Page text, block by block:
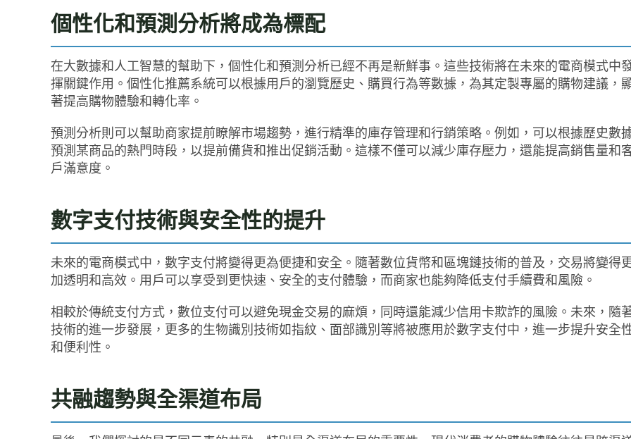
個性化和預測分析將成為標配
在大數據和人工智慧的幫助下，個性化和預測分析已經不再是新鮮事。這些技術將在未來的電商模式中
揮關鍵作用。個性化推薦系統可以根據用戶的瀏覽歷史、購買行為等數據，為其定製專屬的購物建議，
著提高購物體驗和轉化率。
預測分析則可以幫助商家提前瞭解市場趨勢，進行精準的庫存管理和行銷策略。例如，可以根據歷史數
預測某商品的熱門時段，以提前備貨和推出促銷活動。這樣不僅可以減少庫存壓力，還能提高銷售量和
戶滿意度。
數字支付技術與安全性的提升
未來的電商模式中，數字支付將變得更為便捷和安全。隨著數位貨幣和區塊鏈技術的普及，交易將變得
加透明和高效。用戶可以享受到更快速、安全的支付體驗，而商家也能夠降低支付手續費和風險。
相較於傳統支付方式，數位支付可以避免現金交易的麻煩，同時還能減少信用卡欺詐的風險。未來，隨
技術的進一步發展，更多的生物識別技術如指紋、面部識別等將被應用於數字支付中，進一步提升安全
和便利性。
共融趨勢與全渠道布局